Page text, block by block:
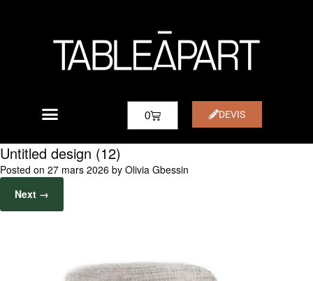
0 DEVIS
Untitled design (12)
Posted on 27 mars 2026 by Olivia Gbessin
Next →